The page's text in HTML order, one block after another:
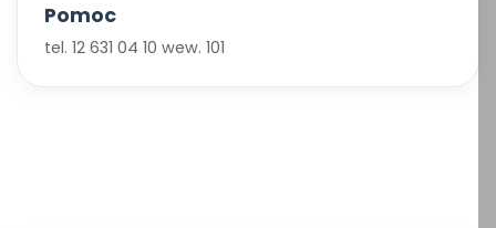
Pomoc
tel. 12 631 04 10 wew. 101